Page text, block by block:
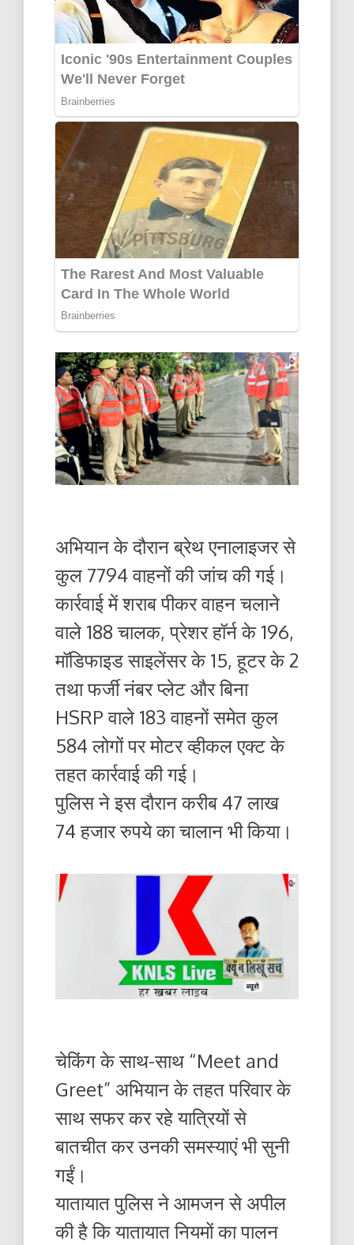
अभियान के दौरान ब्रेथ एनालाइजर से
कुल 7794 वाहनों की जांच की गई।
कार्रवाई में शराब पीकर वाहन चलाने
वाले 188 चालक, प्रेशर हॉर्न के 196,
मॉडिफाइड साइलेंसर के 15, हूटर के 2
तथा फर्जी नंबर प्लेट और बिना
HSRP वाले 183 वाहनों समेत कुल
584 लोगों पर मोटर व्हीकल एक्ट के
तहत कार्रवाई की गई।
पुलिस ने इस दौरान करीब 47 लाख
74 हजार रुपये का चालान भी किया।
चेकिंग के साथ-साथ “Meet and
Greet” अभियान के तहत परिवार के
साथ सफर कर रहे यात्रियों से
बातचीत कर उनकी समस्याएं भी सुनी
गईं।
यातायात पुलिस ने आमजन से अपील
की है कि यातायात नियमों का पालन